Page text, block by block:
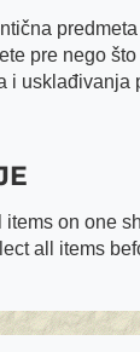
pre nego
i usklađivanja
on one
all items